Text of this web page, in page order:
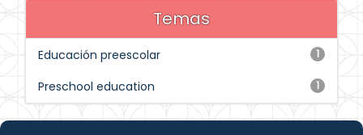
Temas
1
Educación preescolar
1
Preschool education